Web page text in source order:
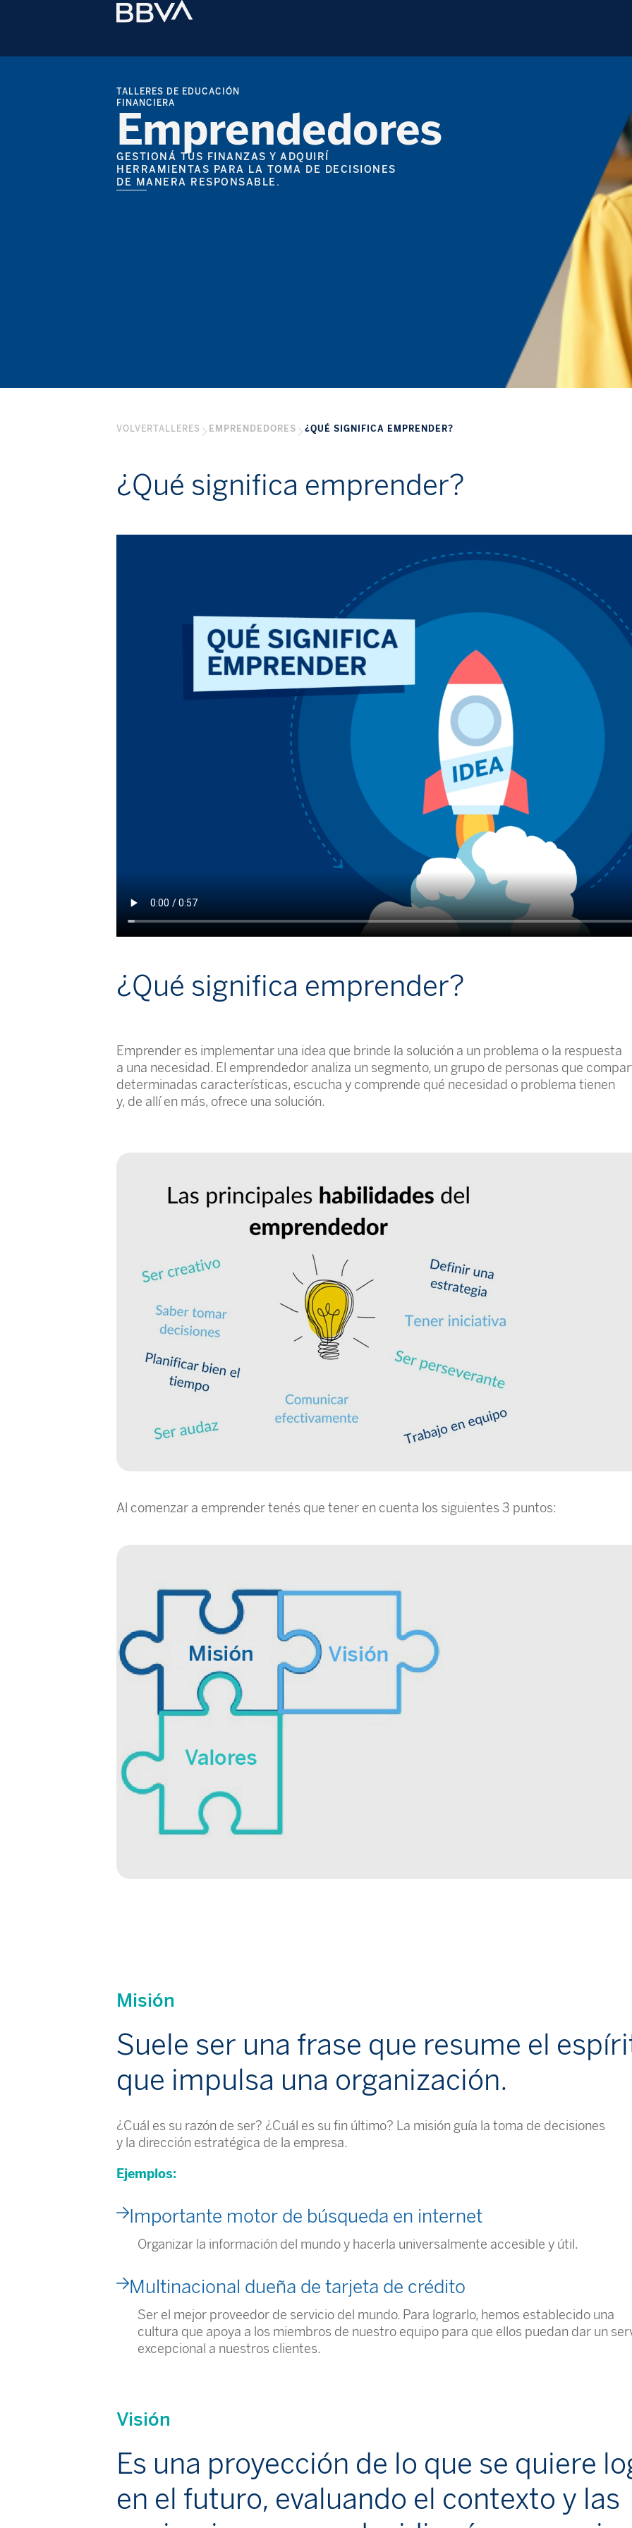
TALLERES DE EDUCACIÓN
FINANCIERA
Emprendedores
GESTIONÁ TUS FINANZAS Y ADQUIRÍ
HERRAMIENTAS PARA LA TOMA DE DECISIONES
DE MANERA RESPONSABLE.
VOLVER TALLERES EMPRENDEDORES ¿QUÉ SIGNIFICA EMPRENDER?
¿Qué significa emprender?
¿Qué significa emprender?
Emprender es implementar una idea que brinde la solución a un problema o la respuesta
a una necesidad. El emprendedor analiza un segmento, un grupo de personas que
determinadas características, escucha y comprende qué necesidad o problema tienen
y, de allí en más, ofrece una solución.
Al comenzar a emprender tenés que tener en cuenta los siguientes 3 puntos:
Misión
Suele ser una frase que resume el
que impulsa una organización.
¿Cuál es su razón de ser? ¿Cuál es su fin último? La misión guía la toma de decisiones
y la dirección estratégica de la empresa.
Ejemplos:
Importante motor de búsqueda en internet
Organizar la información del mundo y hacerla universalmente accesible y útil.
Multinacional dueña de tarjeta de crédito
Ser el mejor proveedor de servicio del mundo. Para lograrlo, hemos establecido una
cultura que apoya a los miembros de nuestro equipo para que ellos puedan dar un
excepcional a nuestros clientes.
Visión
Es una proyección de lo que se quiere
en el futuro, evaluando el contexto y las